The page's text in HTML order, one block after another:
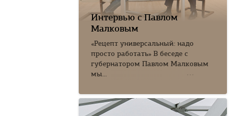
Интервью с Павлом
Малковым
«Рецепт универсальный: надо
просто работать» В беседе с
губернатором Павлом Малковым
мы...